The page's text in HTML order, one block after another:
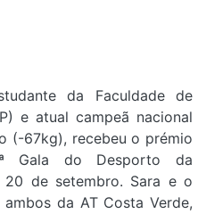
da Faculdade de
e atual campeã nacional
(-67kg), recebeu o prémio
Gala do Desporto da
de setembro. Sara e o
da AT Costa Verde,